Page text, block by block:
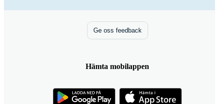
Ge oss feedback
Hämta mobilappen